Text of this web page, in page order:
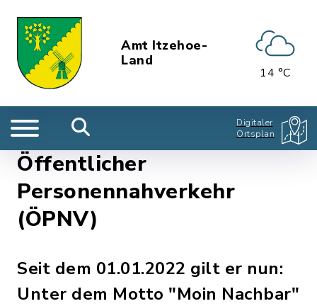
Amt Itzehoe-
Land
14 °C
Digitaler
Ortsplan
Öffentlicher
Personennahverkehr
(ÖPNV)
Seit dem 01.01.2022 gilt er nun:
Unter dem Motto "Moin Nachbar"